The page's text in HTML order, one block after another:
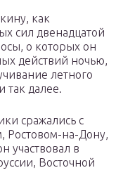
как
сил двенадцатой
о которых он
действий ночью,
летного
так далее.
сражались с
Ростовом-на-Дону,
участвовал в
Восточной